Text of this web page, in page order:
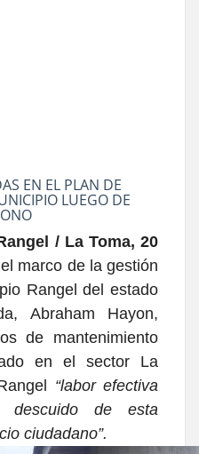
EN EL PLAN DE
LUEGO DE
/ La Toma, 20
marco de la gestión
Rangel del estado
Abraham Hayon,
de mantenimiento
en el sector La
“labor efectiva
de esta
ciudadano”.